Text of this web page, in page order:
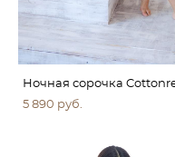
Ночная сорочка
5 890 pуб.